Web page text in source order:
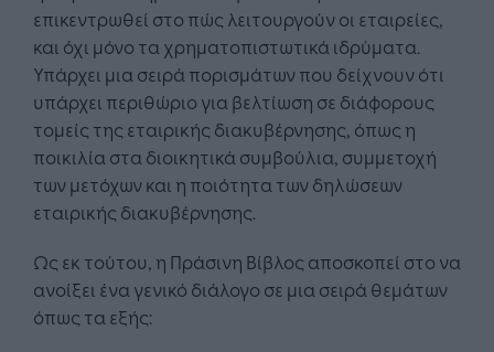
επικεντρωθεί στο πώς λειτουργούν οι εταιρείες,
και όχι μόνο τα χρηματοπιστωτικά ιδρύματα.
Υπάρχει μια σειρά πορισμάτων που δείχνουν ότι
υπάρχει περιθώριο για βελτίωση σε διάφορους
τομείς της εταιρικής διακυβέρνησης, όπως η
ποικιλία στα διοικητικά συμβούλια, συμμετοχή
των μετόχων και η ποιότητα των δηλώσεων
εταιρικής διακυβέρνησης.
Ως εκ τούτου, η Πράσινη Βίβλος αποσκοπεί στο να
ανοίξει ένα γενικό διάλογο σε μια σειρά θεμάτων
όπως τα εξής: